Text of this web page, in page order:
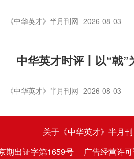
《中华英才》半月刊网 2026-08-03
中华英才时评丨以“戟
《中华英才》半月刊网 2026-08-03
关于《中华英才》半月刊
期出证字第1659号
广告经营许